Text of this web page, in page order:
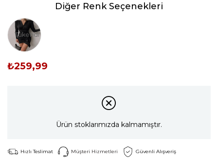
Diğer Renk Seçenekleri
Tükendi
₺259,99
Ürün stoklarımızda kalmamıştır.
Hızlı Teslimat Müşteri Hizmetleri Güvenli Alışveriş